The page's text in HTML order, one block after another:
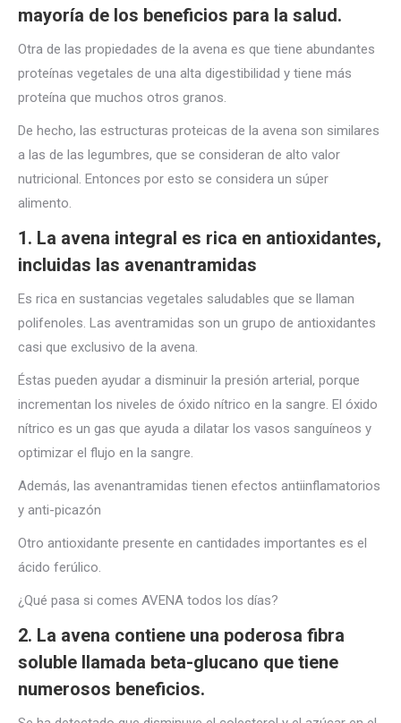
mayoría de los beneficios para la salud.
Otra de las propiedades de la avena es que tiene abundantes
proteínas vegetales de una alta digestibilidad y tiene más
proteína que muchos otros granos.
De hecho, las estructuras proteicas de la avena son similares
a las de las legumbres, que se consideran de alto valor
nutricional. Entonces por esto se considera un súper
alimento.
1. La avena integral es rica en antioxidantes,
incluidas las avenantramidas
Es rica en sustancias vegetales saludables que se llaman
polifenoles. Las aventramidas son un grupo de antioxidantes
casi que exclusivo de la avena.
Éstas pueden ayudar a disminuir la presión arterial, porque
incrementan los niveles de óxido nítrico en la sangre. El óxido
nítrico es un gas que ayuda a dilatar los vasos sanguíneos y
optimizar el flujo en la sangre.
Además, las avenantramidas tienen efectos antiinflamatorios
y anti-picazón
Otro antioxidante presente en cantidades importantes es el
ácido ferúlico.
¿Qué pasa si comes AVENA todos los días?
2. La avena contiene una poderosa fibra
soluble llamada beta-glucano que tiene
numerosos beneficios.